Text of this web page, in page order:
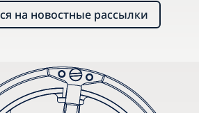
на новостные рассылки